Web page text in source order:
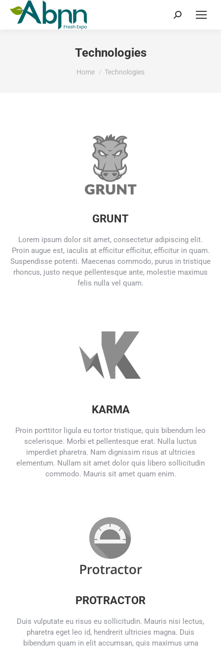
Search:
Technologies
You are here:
Home Technologies
GRUNT
Lorem ipsum dolor sit amet, consectetur adipiscing elit.
Proin augue est, iaculis at efficitur efficitur, efficitur in quam.
Suspendisse potenti. Maecenas commodo, purus in tristique
rhoncus, justo neque pellentesque ante, molestie maximus
felis nulla vel quam.
KARMA
Proin porttitor ligula eu tortor tristique, quis bibendum leo
scelerisque. Morbi et pellentesque erat. Nulla luctus
imperdiet pharetra. Nam dignissim risus at ultricies
elementum. Nullam sit amet dolor quis libero sollicitudin
commodo. Mauris sit amet quam enim.
PROTRACTOR
Duis vulputate eu risus eu sollicitudin. Mauris nisi lectus,
pharetra eget leo id, hendrerit ultricies magna. Duis
bibendum quam in elit accumsan, quis maximus urna